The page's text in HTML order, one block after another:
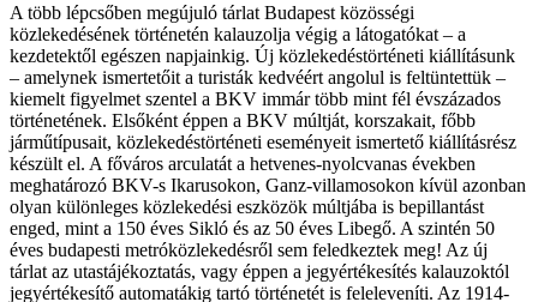
A több lépcsőben megújuló tárlat Budapest közösségi
közlekedésének történetén kalauzolja végig a látogatókat – a
kezdetektől egészen napjainkig. Új közlekedéstörténeti kiállításunk
– amelynek ismertetőit a turisták kedvéért angolul is feltüntettük –
kiemelt figyelmet szentel a BKV immár több mint fél évszázados
történetének. Elsőként éppen a BKV múltját, korszakait, főbb
járműtípusait, közlekedéstörténeti eseményeit ismertető kiállításrész
készült el. A főváros arculatát a hetvenes-nyolcvanas években
meghatározó BKV-s Ikarusokon, Ganz-villamosokon kívül azonban
olyan különleges közlekedési eszközök múltjába is bepillantást
enged, mint a 150 éves Sikló és az 50 éves Libegő. A szintén 50
éves budapesti metróközlekedésről sem feledkeztek meg! Az új
tárlat az utastájékoztatás, vagy éppen a jegyértékesítés kalauzoktól
jegyértékesítő automatákig tartó történetét is feleleveníti. Az 1914-